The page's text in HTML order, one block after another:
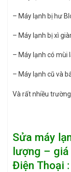
– Máy lạnh bị hư
– Máy lạnh bị xì
– Máy lạnh có mùi
– Máy lạnh cũ và
Và rất nhiều
Sửa máy
lượng – giá
Điện Thoại